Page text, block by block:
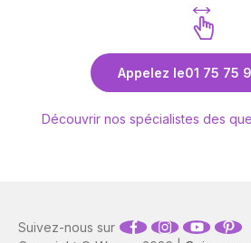
Découvrez Anne-Lyssia
Appelez le01 75 75
Découvrir nos spécialistes des
Suivez-nous sur